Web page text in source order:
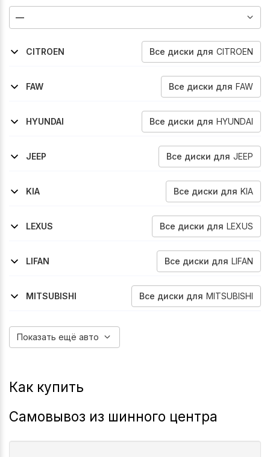
CITROEN Все диски для CITROEN
2007-2013
2012-2016
FAW
Все диски для FAW
2013-2014
HYUNDAI
Все диски для HYUNDAI
2007-2009
2005-2010
2010-2012
1997-2007
2011-2017
JEEP
Все диски для JEEP
2007-2014
KIA
Все диски для KIA
2020-2023
LEXUS
Все диски для LEXUS
1997-2003
LIFAN
Все диски для LIFAN
2018-2022
MITSUBISHI
Все диски для MITSUBISHI
Показать ещё авто
Как купить
Самовывоз из шинного центра